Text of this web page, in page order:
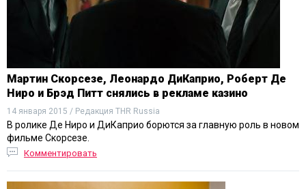
Мартин Скорсезе, Леонардо ДиКаприо, Роберт Де
Ниро и Брэд Питт снялись в рекламе казино
14 января 2015 / Редакция THR Russia
В ролике Де Ниро и ДиКаприо борются за главную роль в новом
фильме Скорсезе.
Комментировать